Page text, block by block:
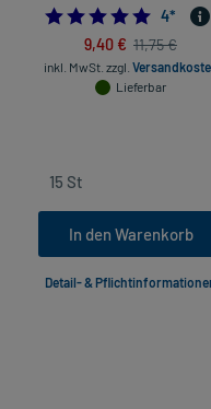
5.0
4*
9,40 € 11,75 €
inkl. MwSt. zzgl.
Lieferbar
In den Warenkorb
Detail- &